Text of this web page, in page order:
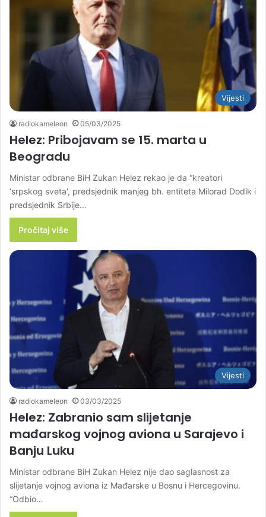
Vijesti
radiokameleon 05/03/2025
Helez: Pribojavam se 15. marta u
Beogradu
Ministar odbrane BiH Zukan Helez rekao je da “kreatori
‘srpskog sveta’, predsjednik manjeg bh. entiteta Milorad Dodik i
predsjednik Srbije…
Pročitaj više
Vijesti
radiokameleon 03/03/2025
Helez: Zabranio sam slijetanje
mađarskog vojnog aviona u Sarajevo i
Banju Luku
Ministar odbrane BiH Zukan Helez nije dao saglasnost za
slijetanje vojnog aviona iz Mađarske u Bosnu i Hercegovinu.
“Odbio…